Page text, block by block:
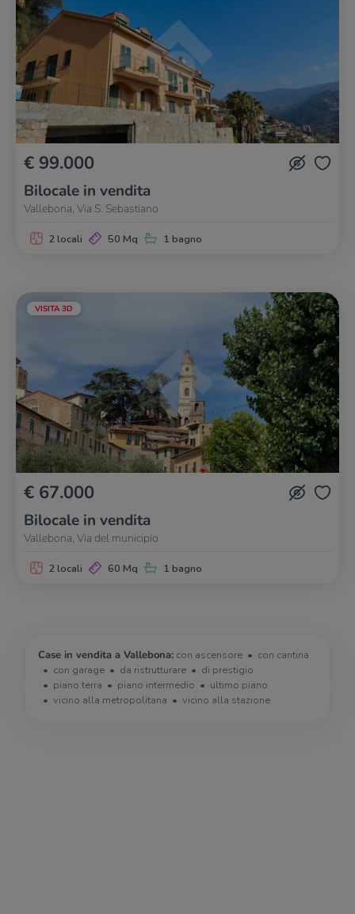
€ 99.000
Bilocale in vendita
Vallebona, Via S. Sebastiano
2 locali 50 Mq 1 bagno
VISITA 3D
€ 67.000
Bilocale in vendita
Vallebona, Via del municipio
2 locali 60 Mq 1 bagno
Case in vendita a Vallebona: con ascensore
con cantina
con garage
da ristrutturare
di prestigio
piano terra
piano intermedio
ultimo piano
vicino alla metropolitana
vicino alla stazione